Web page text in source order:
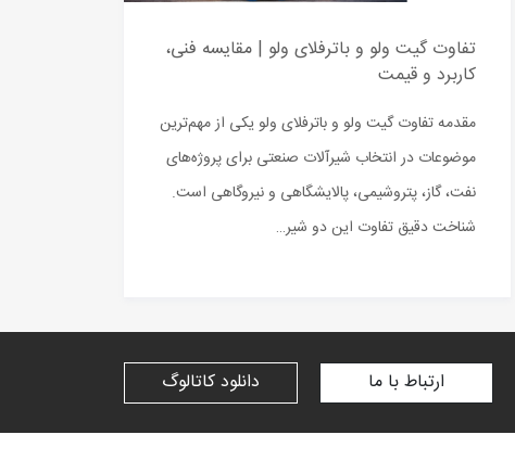
تفاوت گیت ولو و باترفلای ولو | مقایسه فنی،
کاربرد و قیمت
مقدمه تفاوت گیت ولو و باترفلای ولو یکی از مهم‌ترین
موضوعات در انتخاب شیرآلات صنعتی برای پروژه‌های
نفت، گاز، پتروشیمی، پالایشگاهی و نیروگاهی است.
شناخت دقیق تفاوت این دو شیر…
ارتباط با ما دانلود کاتالوگ